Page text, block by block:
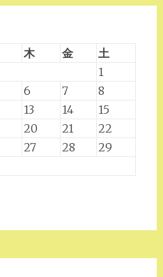
木 金
土
1
6 7
8
13 14
15
20 21
22
27 28
29